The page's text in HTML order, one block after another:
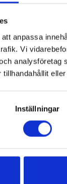
anpassa
Vi
Inställningar